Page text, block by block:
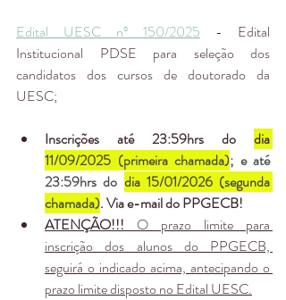
Edital UESC nº 150/2025 - Edital
Institucional PDSE para seleção dos
candidatos dos cursos de doutorado da
UESC;
Inscrições até 23:59hrs do
11/09/2025 (primeira chamada); e até
23:59hrs do dia 15/01/2026 (segunda
chamada). Via e-mail do PPGECB!
ATENÇÃO!!! O prazo limite para
inscrição dos alunos do PPGECB,
seguirá o indicado acima, antecipando o
prazo limite disposto no Edital UESC.